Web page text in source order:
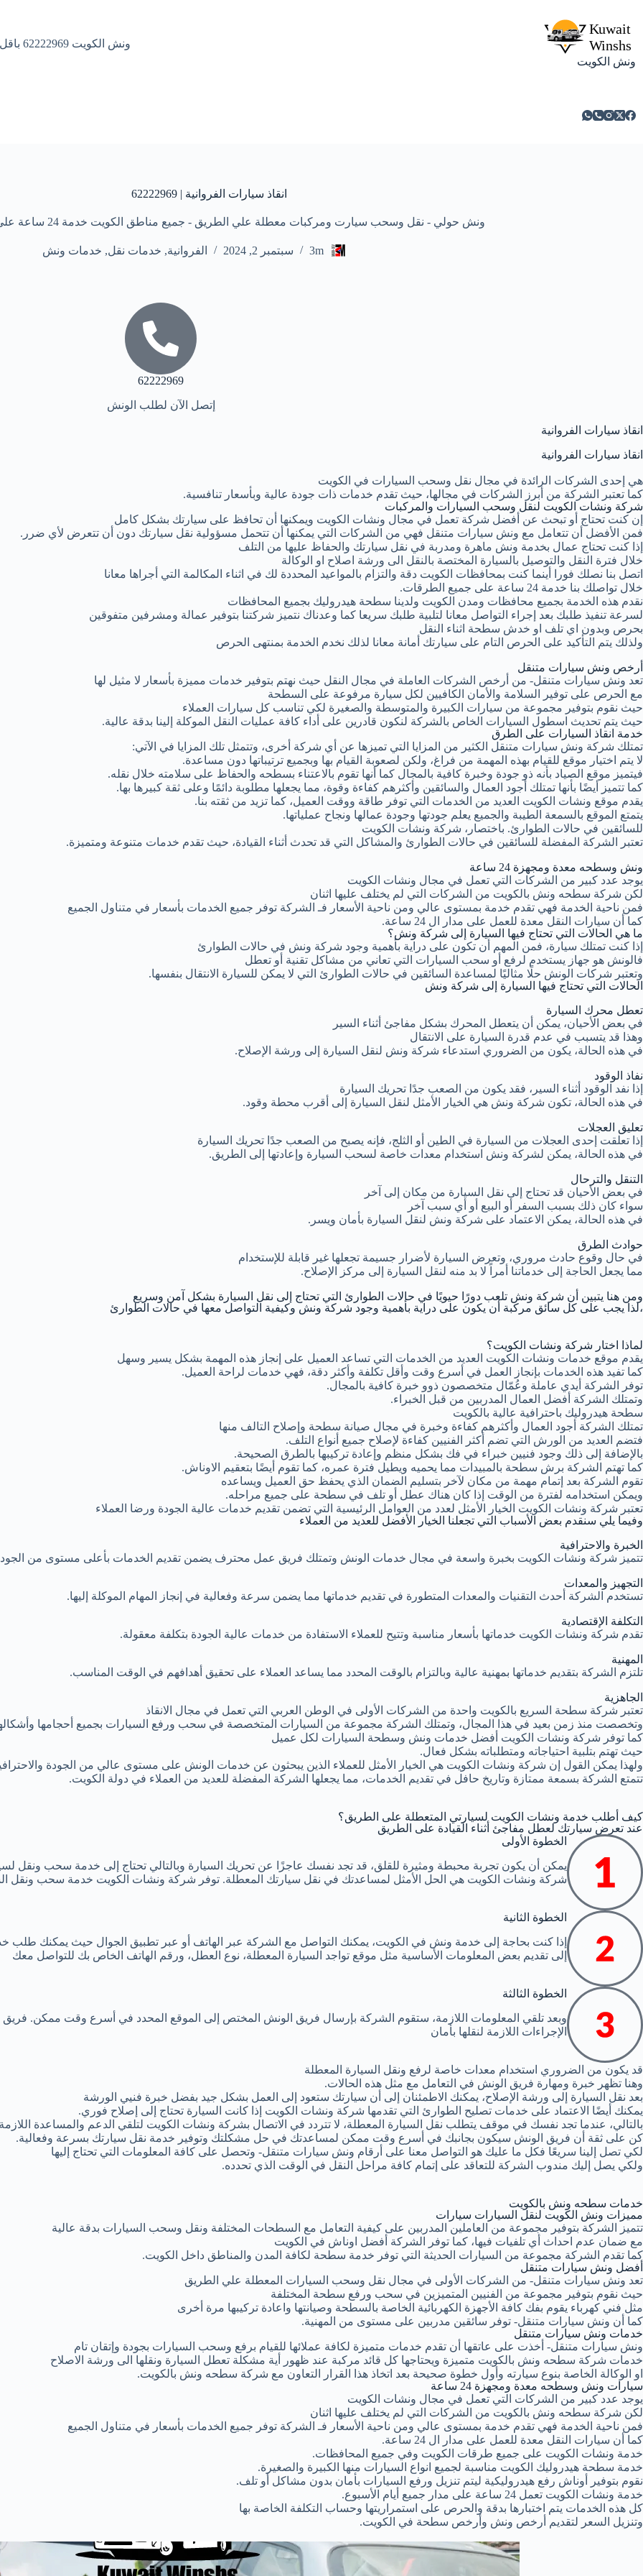
ونش الكويت
ونش الكويت 62222969 باقل الاسعار
انقاذ سيارات الفروانية | 62222969
ونش حولي - نقل وسحب سيارت ومركبات معطلة علي الطريق - جميع مناطق الكويت خدمة 24 ساعة علي مدار الأسبوع
3m سبتمبر 2, 2024 الفروانية, خدمات نقل, خدمات ونش
62222969
إتصل الآن لطلب الونش
انقاذ سيارات الفروانية
انقاذ سيارات الفروانية
هي إحدى الشركات الرائدة في مجال نقل وسحب السيارات في الكويت
كما تعتبر الشركة من أبرز الشركات في مجالها، حيث تقدم خدمات ذات جودة عالية وبأسعار تنافسية.
شركة ونشات الكويت لنقل وسحب السيارات والمركبات
إن كنت تحتاج أو تبحث عن أفضل شركة تعمل في مجال ونشات الكويت ويمكنها أن تحافظ على سيارتك بشكل كامل
فمن الأفضل أن تتعامل مع ونش سيارات متنقل فهي من الشركات التي يمكنها أن تتحمل مسؤولية نقل سيارتك دون أن تتعرض لأي ضرر.
إذا كنت تحتاج عمال بخدمة ونش ماهرة ومدربة في نقل سيارتك والحفاظ عليها من التلف
خلال فترة النقل والتوصيل بالسيارة المختصة بالنقل الى ورشة اصلاح او الوكالة
اتصل بنا نصلك فورا أينما كنت بمحافظات الكويت دقة والتزام بالمواعيد المحددة لك في اثناء المكالمة التي أجراها معانا
خلال تواصلك بنا خدمة 24 ساعة على جميع الطرقات.
نقدم هذه الخدمة بجميع محافظات ومدن الكويت ولدينا سطحة هيدروليك بجميع المحافظات
لسرعة تنفيذ طلبك بعد إجراء التواصل معانا لتلبية طلبك سريعا كما وعدناك نتميز شركتنا بتوفير عمالة ومشرفين متفوقين
بحرص وبدون اي تلف او خدش سطحة اثناء النقل
ولذلك يتم التأكيد على الحرص التام على سيارتك أمانة معانا لذلك نخدم الخدمة بمنتهى الحرص
أرخص ونش سيارات متنقل
تعد ونش سيارات متنقل- من أرخص الشركات العاملة في مجال النقل حيث نهتم بتوفير خدمات مميزة بأسعار لا مثيل لها
مع الحرص على توفير السلامة والأمان الكافيين لكل سيارة مرفوعة على السطحة
حيث نقوم بتوفير مجموعة من سيارات الكبيرة والمتوسطة والصغيرة لكي تناسب كل سيارات العملاء
حيث يتم تحديث اسطول السيارات الخاص بالشركة لنكون قادرين على أداء كافة عمليات النقل الموكلة إلينا بدقة عالية.
خدمة انقاذ السيارات على الطرق
تمتلك شركة ونش سيارات متنقل الكثير من المزايا التي تميزها عن أي شركة أخرى، وتتمثل تلك المزايا في الآتي:
لا يتم اختيار موقع للقيام بهذه المهمة من فراغ، ولكن لصعوبة القيام بها وبجميع ترتيباتها دون مساعدة.
فيتميز موقع الصياد بأنه ذو جودة وخبرة كافية بالمجال كما أنها تقوم بالاعتناء بسطحه والحفاظ على سلامته خلال نقله.
كما تتميز أيضًا بأنها تمتلك أجود العمال والسائقين وأكثرهم كفاءة وقوة، مما يجعلها مطلوبة دائمًا وعلى ثقة كبيرها بها.
يقدم موقع ونشات الكويت العديد من الخدمات التي توفر طاقة ووقت العميل، كما تزيد من ثقته بنا.
يتمتع الموقع بالسمعة الطيبة والجميع يعلم جودتها وجودة عمالها ونجاح عملياتها.
للسائقين في حالات الطوارئ. باختصار، شركة ونشات الكويت
تعتبر الشركة المفضلة للسائقين في حالات الطوارئ والمشاكل التي قد تحدث أثناء القيادة، حيث تقدم خدمات متنوعة ومتميزة.
ونش وسطحه معدة ومجهزة 24 ساعة
يوجد عدد كبير من الشركات التي تعمل في مجال ونشات الكويت
لكن شركة سطحه ونش بالكويت من الشركات التي لم يختلف عليها اثنان
فمن ناحية الخدمة فهي تقدم خدمة بمستوى عالي ومن ناحية الأسعار فـ الشركة توفر جميع الخدمات بأسعار في متناول الجميع
كما أن سيارات النقل معدة للعمل على مدار ال 24 ساعة.
ما هي الحالات التي تحتاج فيها السيارة إلى شركة ونش؟
إذا كنت تمتلك سيارة، فمن المهم أن تكون على دراية بأهمية وجود شركة ونش في حالات الطوارئ
فالونش هو جهاز يستخدم لرفع أو سحب السيارات التي تعاني من مشاكل تقنية أو تعطل
وتعتبر شركات الونش حلًا مثاليًا لمساعدة السائقين في حالات الطوارئ التي لا يمكن للسيارة الانتقال بنفسها.
الحالات التي تحتاج فيها السيارة إلى شركة ونش
تعطل محرك السيارة
في بعض الأحيان، يمكن أن يتعطل المحرك بشكل مفاجئ أثناء السير
وهذا قد يتسبب في عدم قدرة السيارة على الانتقال
في هذه الحالة، يكون من الضروري استدعاء شركة ونش لنقل السيارة إلى ورشة الإصلاح.
نفاذ الوقود
إذا نفد الوقود أثناء السير، فقد يكون من الصعب جدًا تحريك السيارة
في هذه الحالة، تكون شركة ونش هي الخيار الأمثل لنقل السيارة إلى أقرب محطة وقود.
تعليق العجلات
إذا تعلقت إحدى العجلات من السيارة في الطين أو الثلج، فإنه يصبح من الصعب جدًا تحريك السيارة
في هذه الحالة، يمكن لشركة ونش استخدام معدات خاصة لسحب السيارة وإعادتها إلى الطريق.
التنقل والترحال
في بعض الأحيان قد تحتاج إلى نقل السيارة من مكان إلى آخر
سواء كان ذلك بسبب السفر أو البيع أو أي سبب آخر
في هذه الحالة، يمكن الاعتماد على شركة ونش لنقل السيارة بأمان ويسر.
حوادث الطرق
في حال وقوع حادث مروري، وتعرض السيارة لأضرار جسيمة تجعلها غير قابلة للإستخدام
مما يجعل الحاجة إلى خدماتنا أمراً لا بد منه لنقل السيارة إلى مركز الإصلاح.
ومن هنا يتبين أن شركة ونش تلعب دورًا حيويًا في حالات الطوارئ التي تحتاج إلى نقل السيارة بشكل آمن وسريع
،لذا يجب على كل سائق مركبة أن يكون على دراية بأهمية وجود شركة ونش وكيفية التواصل معها في حالات الطوارئ
لماذا اختار شركة ونشات الكويت؟
يقدم موقع خدمات ونشات الكويت العديد من الخدمات التي تساعد العميل على إنجاز هذه المهمة بشكل يسير وسهل
كما تفيد هذه الخدمات بإنجاز العمل في أسرع وقت وأقل تكلفة وأكثر دقة، فهي خدمات لراحة العميل.
توفر الشركة أيدي عاملة وعُمّال متخصصون ذوو خبرة كافية بالمجال.
وتمتلك الشركة أفضل العمال المدربين من قبل الخبراء.
سطحة هيدروليك باحترافية عالية بالكويت
تمتلك الشركة أجود العمال وأكثرهم كفاءة وخبرة في مجال صيانة سطحة وإصلاح التالف منها
فتضم العديد من الورش التي تضم أكثر الفنيين كفاءة لإصلاح جميع أنواع التلف.
بالإضافة إلى ذلك وجود فنيين خبراء في فك بشكل منظم وإعادة تركيبها بالطرق الصحيحة.
كما تهتم الشركة برش سطحة بالمبيدات مما يحميه ويطيل فترة عمره، كما تقوم أيضًا بتعقيم الاوناش.
تقوم الشركة بعد إتمام مهمة من مكان لآخر بتسليم الضمان الذي يحفظ حق العميل ويساعده
ويمكن استخدامه لفترة من الوقت إذا كان هناك عطل أو تلف في سطحة على جميع مراحله.
تعتبر شركة ونشات الكويت الخيار الأمثل لعدد من العوامل الرئيسية التي تضمن تقديم خدمات عالية الجودة ورضا العملاء
وفيما يلي سنقدم بعض الأسباب التي تجعلنا الخيار الأفضل للعديد من العملاء
الخبرة والاحترافية
تتميز شركة ونشات الكويت بخبرة واسعة في مجال خدمات الونش وتمتلك فريق عمل محترف يضمن تقديم الخدمات بأعلى مستوى من
التجهيز والمعدات
تستخدم الشركة أحدث التقنيات والمعدات المتطورة في تقديم خدماتها مما يضمن سرعة وفعالية في إنجاز المهام الموكلة إليها.
التكلفة الإقتصادية
تقدم شركة ونشات الكويت خدماتها بأسعار مناسبة وتتيح للعملاء الاستفادة من خدمات عالية الجودة بتكلفة معقولة.
المهنية
تلتزم الشركة بتقديم خدماتها بمهنية عالية وبالتزام بالوقت المحدد مما يساعد العملاء على تحقيق أهدافهم في الوقت المناسب.
الجاهزية
تعتبر شركة سطحة السريع بالكويت واحدة من الشركات الأولى في الوطن العربي التي تعمل في مجال الانقاذ
وتخصصت منذ زمن بعيد في هذا المجال، وتمتلك الشركة مجموعة من السيارات المتخصصة في سحب ورفع السيارات بجميع أحجامها
كما توفر شركة ونشات الكويت أفضل خدمات ونش وسطحة السيارات لكل عميل
حيث تهتم بتلبية احتياجاته ومتطلباته بشكل فعال.
ولهذا يمكن القول إن شركة ونشات الكويت هي الخيار الأمثل للعملاء الذين يبحثون عن خدمات الونش على مستوى عالي من الجودة
تتمتع الشركة بسمعة ممتازة وتاريخ حافل في تقديم الخدمات، مما يجعلها الشركة المفضلة للعديد من العملاء في دولة الكويت.
كيف أطلب خدمة ونشات الكويت لسيارتي المتعطلة على الطريق؟
عند تعرض سيارتك لعطل مفاجئ أثناء القيادة على الطريق
الخطوة الأولى
يمكن أن يكون تجربة محبطة ومثيرة للقلق، قد تجد نفسك عاجزًا عن تحريك السيارة وبالتالي تحتاج إلى خدمة سحب ونقل
شركة ونشات الكويت هي الحل الأمثل لمساعدتك في نقل سيارتك المعطلة. توفر شركة ونشات الكويت خدمة سحب ونقل
الخطوة الثانية
إذا كنت بحاجة إلى خدمة ونش في الكويت، يمكنك التواصل مع الشركة عبر الهاتف أو عبر تطبيق الجوال حيث يمكنك طلب
إلى تقديم بعض المعلومات الأساسية مثل موقع تواجد السيارة المعطلة، نوع العطل، ورقم الهاتف الخاص بك للتواصل معك
الخطوة الثالثة
وبعد تلقي المعلومات اللازمة، ستقوم الشركة بإرسال فريق الونش المختص إلى الموقع المحدد في أسرع وقت ممكن.
الإجراءات اللازمة لنقلها بأمان
قد يكون من الضروري استخدام معدات خاصة لرفع ونقل السيارة المعطلة
وهنا تظهر خبرة ومهارة فريق الونش في التعامل مع مثل هذه الحالات.
بعد نقل السيارة إلى ورشة الإصلاح، يمكنك الاطمئنان إلى أن سيارتك ستعود إلى العمل بشكل جيد بفضل خبرة فنيي الورشة
يمكنك أيضًا الاعتماد على خدمات تصليح الطوارئ التي تقدمها شركة ونشات الكويت إذا كانت السيارة تحتاج إلى إصلاح فوري.
بالتالي، عندما تجد نفسك في موقف يتطلب نقل السيارة المعطلة، لا تتردد في الاتصال بشركة ونشات الكويت لتلقي الدعم والمساعدة
كن على ثقة أن فريق الونش سيكون بجانبك في أسرع وقت ممكن لمساعدتك في حل مشكلتك وتوفير خدمة نقل سيارتك بسرعة وفعالية.
لكي تصل إلينا سريعًا فكل ما عليك هو التواصل معنا على أرقام ونش سيارات متنقل- وتحصل على كافة المعلومات التي تحتاج إليها
ولكي يصل إليك مندوب الشركة للتعاقد على إتمام كافة مراحل النقل في الوقت الذي تحدده.
خدمات سطحه ونش بالكويت
مميزات ونش الكويت لنقل السيارات سيارات
تتميز الشركة بتوفير مجموعة من العاملين المدربين على كيفية التعامل مع السطحات المختلفة ونقل وسحب السيارات بدقة عالية
مع ضمان عدم احداث أي تلفيات فيها، كما توفر الشركة أفضل اوناش في الكويت
كما تقدم الشركة مجموعة من السيارات الحديثة التي توفر خدمة سطحة لكافة المدن والمناطق داخل الكويت.
أفضل ونش سيارات متنقل
تعد ونش سيارات متنقل- من الشركات الأولى في مجال نقل وسحب السيارات المعطلة علي الطريق
حيث نقوم بتوفير مجموعة من الفنيين المتميزين في سحب ورفع سطحة المختلفة
مثل فني كهرباء يقوم بفك كافة الأجهزة الكهربائية الخاصة بالسطحة وصيانتها واعادة تركيبها مرة أخرى
كما أن ونش سيارات متنقل- توفر سائقين مدربين على مستوى من المهنية.
خدمات ونش سيارات متنقل
ونش سيارات متنقل- أخذت على عاتقها أن تقدم خدمات متميزة لكافة عملائها للقيام برفع وسحب السيارات بجودة وإتقان تام
خدمات شركة سطحه ونش بالكويت متميزة ويحتاجها كل قائد مركبة عند ظهور أية مشكلة تعطل السيارة ونقلها الى ورشة الاصلاح
او الوكالة الخاصة بنوع سيارته وأول خطوة صحيحة بعد اتخاذ هذا القرار التعاون مع شركة سطحه ونش بالكويت.
سيارات ونش وسطحه معدة ومجهزة 24 ساعة
يوجد عدد كبير من الشركات التي تعمل في مجال ونشات الكويت
لكن شركة سطحه ونش بالكويت من الشركات التي لم يختلف عليها اثنان
فمن ناحية الخدمة فهي تقدم خدمة بمستوى عالي ومن ناحية الأسعار فـ الشركة توفر جميع الخدمات بأسعار في متناول الجميع
كما أن سيارات النقل معدة للعمل على مدار ال 24 ساعة.
خدمة ونشات الكويت على جميع طرقات الكويت وفي جميع المحافظات.
خدمة سطحة هيدروليك الكويت مناسبة لجميع انواع السيارات منها الكبيرة والصغيرة.
نقوم بتوفير أوناش رفع هيدروليكية ليتم تنزيل ورفع السيارات بأمان بدون مشاكل أو تلف.
خدمة ونشات الكويت تعمل 24 ساعة على مدار جميع أيام الأسبوع.
كل هذه الخدمات يتم اختبارها بدقة والحرص على استمراريتها وحساب التكلفة الخاصة بها
وتنزيل السعر لتقديم أرخص ونش وأرخص سطحة في الكويت.